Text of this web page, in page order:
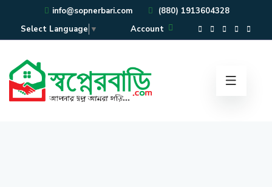
info@sopnerbari.com
(880) 1913604328
Select Language ▼ Account